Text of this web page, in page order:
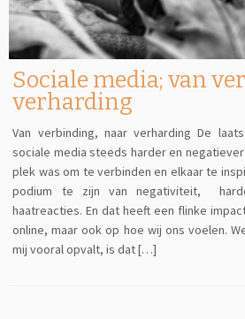
Sociale media; van
verharding
Van verbinding, naar verharding De
sociale media steeds harder en
plek was om te verbinden en elkaar te
podium te zijn van negativiteit,
haatreacties. En dat heeft een flinke
online, maar ook op hoe wij ons voelen.
mij vooral opvalt, is dat […]